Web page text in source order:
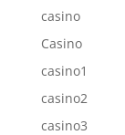
casino
Casino
casino1
casino2
casino3